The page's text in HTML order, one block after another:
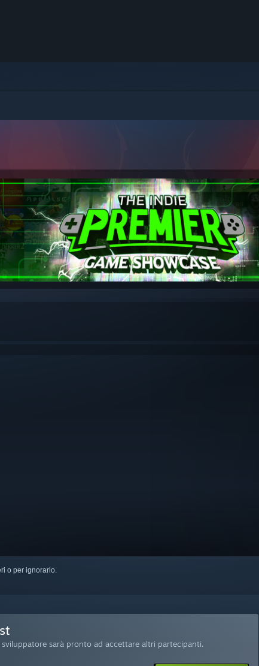
o per ignorarlo.
sarà pronto ad accettare altri partecipanti.